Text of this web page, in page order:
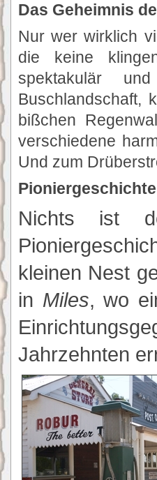
Das Geheimnis
Nur wer wirklich
die keine
spektakulär
Buschlandschaft,
bißchen
verschiedene
Und zum
Nichts ist
kleinen Nest
in Miles, wo
Jahrzehnten